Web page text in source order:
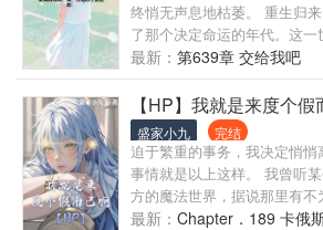
哟！”你好。 小玖 邱鱼：“喵
在地球？末日又是什么？ 小
诶？ 「欢迎来到玖命居，本
付星币。 2.动物入住，打工还
事的，喂BOSS加餐……
终悄无声息地枯萎。 重生归
了那个决定命运的年代。这
吸血禽兽，脚踹伪善邻里，揭
水：“这一次，我的命运，由
要报，绝不拖拉！怎么爽怎
有空间。 有没有CP得看读者
CP。大家喜不喜欢有CP啊？
所以有很多细节可能和你们
请谅解。 新手作者，有些玻
晏，美过刘亦菲的读者们放
最新： 第639章 交给我吧
【HP】我就是来度个假
盛家小九 完结
迫于繁重的事务，我决定悄悄
事情就是以上这样。 我曾听
方的魔法世界，据说那里有
身怀魔力的小巫师才会在十一
最新： Chapter．189 卡俄